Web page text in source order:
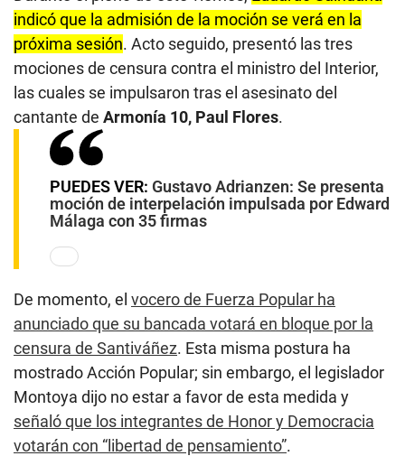
indicó que la admisión de la moción se verá en la
próxima sesión. Acto seguido, presentó las tres
mociones de censura contra el ministro del Interior,
las cuales se impulsaron tras el asesinato del
cantante de Armonía 10, Paul Flores.
PUEDES VER: Gustavo Adrianzen: Se presenta
moción de interpelación impulsada por Edward
Málaga con 35 firmas
De momento, el vocero de Fuerza Popular ha
anunciado que su bancada votará en bloque por la
censura de Santiváñez. Esta misma postura ha
mostrado Acción Popular; sin embargo, el legislador
Montoya dijo no estar a favor de esta medida y
señaló que los integrantes de Honor y Democracia
votarán con “libertad de pensamiento”.